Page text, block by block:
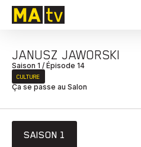
JANUSZ JAWORSKI
Saison 1 / Épisode 14
CULTURE
Ça se passe au Salon
SAISON 1